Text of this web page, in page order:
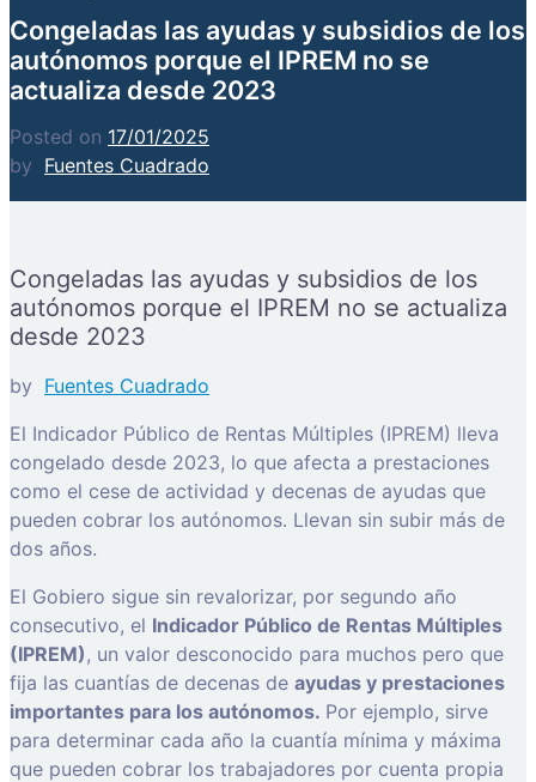
Congeladas las ayudas y subsidios de los
autónomos porque el IPREM no se
actualiza desde 2023
Posted on 17/01/2025
by Fuentes Cuadrado
Congeladas las ayudas y subsidios de los
autónomos porque el IPREM no se actualiza
desde 2023
by Fuentes Cuadrado
El Indicador Público de Rentas Múltiples (IPREM) lleva
congelado desde 2023, lo que afecta a prestaciones
como el cese de actividad y decenas de ayudas que
pueden cobrar los autónomos. Llevan sin subir más de
dos años.
El Gobiero sigue sin revalorizar, por segundo año
consecutivo, el Indicador Público de Rentas Múltiples
(IPREM) , un valor desconocido para muchos pero que
fija las cuantías de decenas de ayudas y prestaciones
importantes para los autónomos. Por ejemplo, sirve
para determinar cada año la cuantía mínima y máxima
que pueden cobrar los trabajadores por cuenta propia